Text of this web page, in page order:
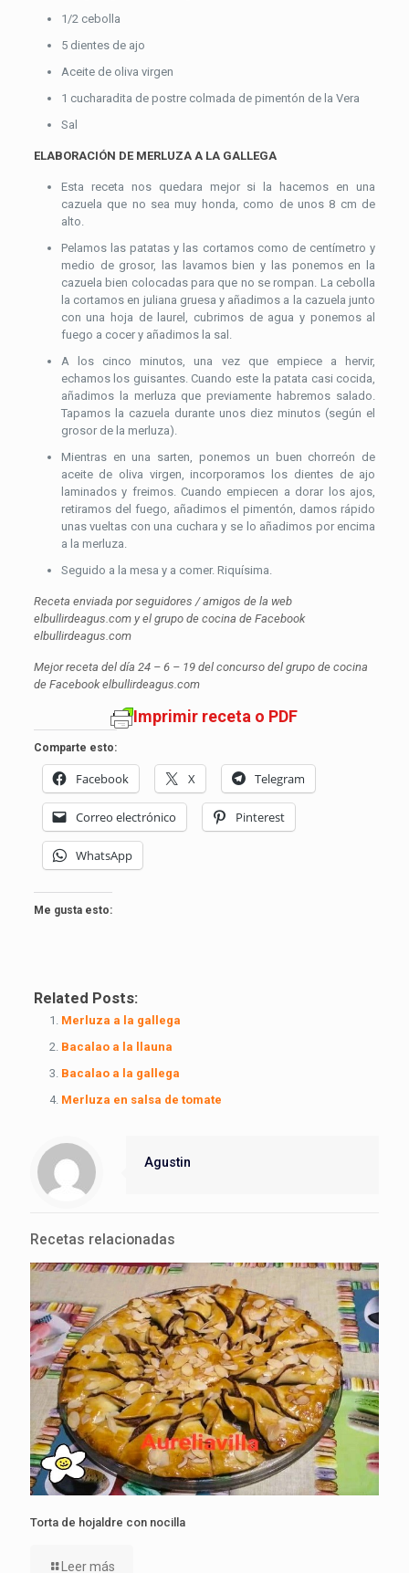
1/2 cebolla
5 dientes de ajo
Aceite de oliva virgen
1 cucharadita de postre colmada de pimentón de la Vera
Sal
ELABORACIÓN DE MERLUZA A LA GALLEGA
Esta receta nos quedara mejor si la hacemos en una
cazuela que no sea muy honda, como de unos 8 cm de
alto.
Pelamos las patatas y las cortamos como de centímetro y
medio de grosor, las lavamos bien y las ponemos en la
cazuela bien colocadas para que no se rompan. La cebolla
la cortamos en juliana gruesa y añadimos a la cazuela junto
con una hoja de laurel, cubrimos de agua y ponemos al
fuego a cocer y añadimos la sal.
A los cinco minutos, una vez que empiece a hervir,
echamos los guisantes. Cuando este la patata casi cocida,
añadimos la merluza que previamente habremos salado.
Tapamos la cazuela durante unos diez minutos (según el
grosor de la merluza).
Mientras en una sarten, ponemos un buen chorreón de
aceite de oliva virgen, incorporamos los dientes de ajo
laminados y freimos. Cuando empiecen a dorar los ajos,
retiramos del fuego, añadimos el pimentón, damos rápido
unas vueltas con una cuchara y se lo añadimos por encima
a la merluza.
Seguido a la mesa y a comer. Riquísima.
Receta enviada por seguidores / amigos de la web
elbullirdeagus.com y el grupo de cocina de Facebook
elbullirdeagus.com
Mejor receta del día 24 – 6 – 19 del concurso del grupo de cocina
de Facebook elbullirdeagus.com
Imprimir receta o PDF
Comparte esto:
Facebook X Telegram
Correo electrónico Pinterest
WhatsApp
Me gusta esto:
Related Posts:
Merluza a la gallega
Bacalao a la llauna
Bacalao a la gallega
Merluza en salsa de tomate
Agustin
Recetas relacionadas
Torta de hojaldre con nocilla
Leer más